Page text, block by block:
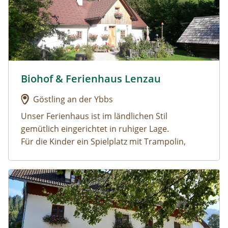
Urlaub am Bauernhof: Biohof & Ferienhaus Lenzau
Biohof & Ferienhaus Lenzau
Göstling an der Ybbs
Unser Ferienhaus ist im ländlichen Stil
gemütlich eingerichtet in ruhiger Lage.
Für die Kinder ein Spielplatz mit Trampolin,
Schwebebalken, Reck, 2 Go-Kard......
In Göstling, imYbbstaler Solebadausspannen,
in der großzügigen Saunaanlage relaxen, oder
im Freien schwimmen
Wandern in denGöstlinger Alpendurch viele
Urlaub am Bauernhof: Oberrehau